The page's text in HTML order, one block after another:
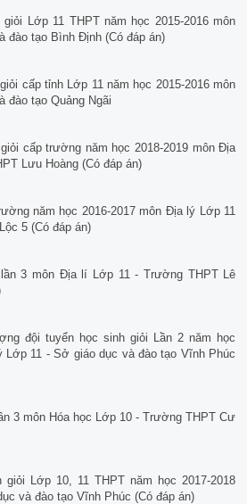
Lớp 11 THPT năm học 2015-2016 môn
đào tạo Bình Định (Có đáp án)
cấp tỉnh Lớp 11 năm học 2015-2016 môn
đào tạo Quảng Ngãi
cấp trường năm học 2018-2019 môn Địa
Lưu Hoàng (Có đáp án)
năm học 2016-2017 môn Địa lý Lớp 11
5 (Có đáp án)
3 môn Địa lí Lớp 11 - Trường THPT Lê
đội tuyển học sinh giỏi Lần 2 năm học
Lớp 11 - Sở giáo dục và đào tạo Vĩnh Phúc
3 môn Hóa học Lớp 10 - Trường THPT Cư
Lớp 10, 11 THPT năm học 2017-2018
và đào tạo Vĩnh Phúc (Có đáp án)